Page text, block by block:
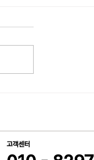
테스트용
고객센터